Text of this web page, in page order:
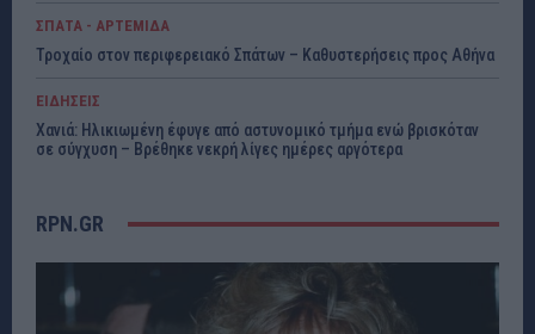
ΣΠΑΤΑ - ΑΡΤΕΜΙΔΑ
Τροχαίο στον περιφερειακό Σπάτων – Καθυστερήσεις προς Αθήνα
ΕΙΔΗΣΕΙΣ
Χανιά: Ηλικιωμένη έφυγε από αστυνομικό τμήμα ενώ βρισκόταν
σε σύγχυση – Βρέθηκε νεκρή λίγες ημέρες αργότερα
RPN.GR